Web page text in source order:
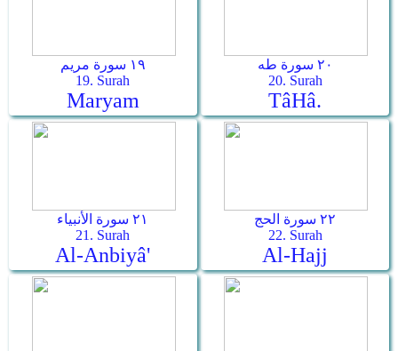
١٩ سورة مريم
19. Surah
Maryam
٢٠ سورة طه
20. Surah
Tâ­Hâ.
٢١ سورة الأنبياء
21. Surah
Al-Anbiyâ'
٢٢ سورة الحج
22. Surah
Al-Hajj